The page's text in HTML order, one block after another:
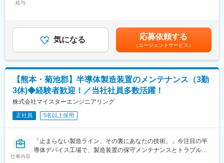
なります。
・マンツーマンによる研修に関して
研修は4,500本の研修コンテンツもありますが、注力しているのは
面研修です。実務で活かせる技術力向上には複数人の講座よりエ
ンジニア個人に向けた研修を行い、通常より早いキャリアアップ
を実現できると考えております。※研修内容によって、複数人にな
る場合もございます。
変更の範囲：会社の定める業務
・チームメンバーの牽引／フォロー
・クライアント企業との折衝、派遣社員への報告業務
■営業のスタイル：
新規6割、既存4割ほど
・新規は電話でアポイントを取得し、営業にいくことが多いで
す。
・お客様との商談は、オンラインと訪問が半々です。
■入社後の業務イメージ：
・課長もしくはリーダーの商談等に同席し、業務を学びます。
・入社後3日間の研修があり、会社に関することや、実務上必要な
法令関係の知識を身につけていただきます。
給与
給：年2回（8月・2月）※1回の昇給査定で給与4～5万円アップも
可■賞与：年2回 ※昨年実績2ヶ月分賃金はあくまでも目安の金額で
あり、選考を通じて上下する可能性があります。月給(月額)は固定
手当を含めた表記です。
気になる 応募依頼する
（エージェントサービス）
【熊本・菊池郡】半導体製造装置のメンテナンス（3勤
3休)◆経験者歓迎！／当社社員多数活躍！
株式会社マイスターエンジニアリング
正社員 5名以上採用
仕事内容
「止まらない製造ライン、その裏にあなたの技術。」今注目の半
導体デバイス工場で、製造装置の保守メンテナンスとトラブル対